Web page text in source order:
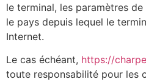
le terminal, les paramètres
le pays depuis lequel le
Internet.
Le cas échéant, https://
toute responsabilité pour les